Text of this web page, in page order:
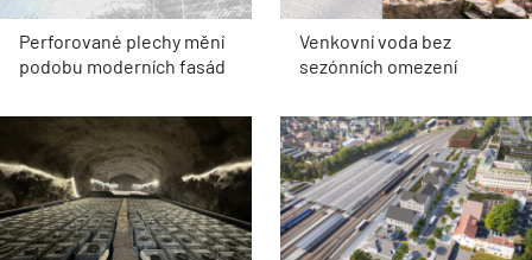
Perforované plechy mění
podobu moderních fasád
Venkovní voda bez
sezónních omezení